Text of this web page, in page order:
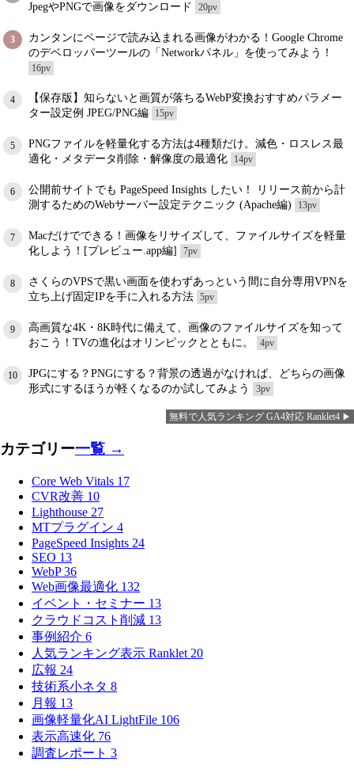
JpegやPNGで画像をダウンロード
20pv
3
カンタンにページで読み込まれる画像がわかる！Google Chrome
のデベロッパーツールの「Networkパネル」を使ってみよう！
16pv
4
【保存版】知らないと画質が落ちるWebP変換おすすめパラメー
ター設定例 JPEG/PNG編
15pv
5
PNGファイルを軽量化する方法は4種類だけ。減色・ロスレス最
適化・メタデータ削除・解像度の最適化
14pv
6
公開前サイトでも PageSpeed Insights したい！ リリース前から計
測するためのWebサーバー設定テクニック (Apache編)
13pv
7
Macだけでできる！画像をリサイズして、ファイルサイズを軽量
化しよう！[プレビュー.app編]
7pv
8
さくらのVPSで黒い画面を使わずあっという間に自分専用VPNを
立ち上げ固定IPを手に入れる方法 5pv
9
高画質な4K・8K時代に備えて、画像のファイルサイズを知って
おこう！TVの進化はオリンピックとともに。
4pv
10
JPGにする？PNGにする？背景の透過がなければ、どちらの画像
形式にするほうが軽くなるのか試してみよう
3pv
無料で人気ランキング GA4対応 Ranklet4
カテゴリー一覧 →
Core Web Vitals 17
CVR改善 10
Lighthouse 27
MTプラグイン 4
PageSpeed Insights 24
SEO 13
WebP36
Web画像最適化 132
イベント・セミナー 13
クラウドコスト削減 13
事例紹介 6
人気ランキング表示 Ranklet 20
広報 24
技術系小ネタ 8
月報 13
画像軽量化AI LightFile 106
表示高速化 76
調査レポート 3